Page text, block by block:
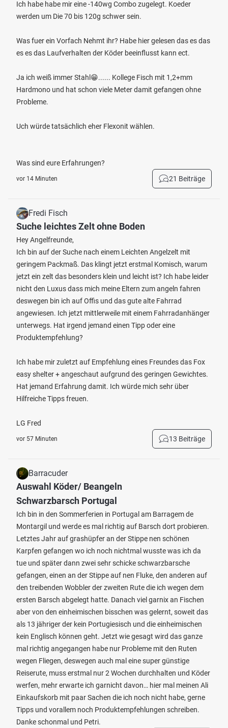
Ich habe habe mir eine -140wg Combo zugelegt. Koeder
werden um Die 70 bis 120g schwer sein.
Was fuer ein Vorfach Nehmt ihr? Habe hier gelesen das es das
es es das Laufverhalten der Köder beeinflusst kann ect.
Ja ich weiß immer Stahl😁...... Kollege Fisch mit 1,2+mm
Hardmono und hat schon viele Meter damit gefangen ohne
Probleme.
Uch würde tatsächlich eher Flexonit wählen.
Was sind eure Erfahrungen?
vor 14 Minuten 21 Beiträge
Fredi Fisch
Suche leichtes Zelt ohne Boden
Hey Angelfreunde,
Ich bin auf der Suche nach einem Leichten Angelzelt mit
geringem Packmaß. Das klingt jetzt erstmal Komisch, warum
jetzt ein zelt das besonders klein und leicht ist? Ich habe leider
nicht den Luxus dass mich meine Eltern zum angeln fahren
deswegen bin ich auf Offis und das gute alte Fahrrad
angewiesen. Ich jetzt mittlerweile mit einem Fahrradanhänger
unterwegs. Hat irgend jemand einen Tipp oder eine
Produktempfehlung?
Ich habe mir zuletzt auf Empfehlung eines Freundes das Fox
easy shelter + angeschaut aufgrund des geringen Gewichtes.
Hat jemand Erfahrung damit. Ich würde mich sehr über
Hilfreiche Tipps freuen.
LG Fred
vor 57 Minuten 13 Beiträge
Barracuder
Auswahl Köder/ Beangeln
Schwarzbarsch Portugal
Ich bin in den Sommerferien in Portugal am Barragem de
Montargil und werde es mal richtig auf Barsch dort probieren.
Letztes Jahr auf grashüpfer an der Stippe nen schönen
Karpfen gefangen wo ich noch nichtmal wusste was ich da
tue und später dann zwei sehr schicke schwarzbarsche
gefangen, einen an der Stippe auf nen Fluke, den anderen auf
den treibenden Wobbler der zweiten Rute die ich wegen dem
ersten Barsch abgelegt hatte. Danach viel garnix an Fischen
aber von den einheimischen bisschen was gelernt, soweit das
als 13 jähriger der kein Portugiesisch und die einheimischen
kein Englisch können geht. Jetzt wie gesagt wird das ganze
mal richtig angegangen habe nur Probleme mit den Ruten
wegen Fliegen, deswegen auch mal eine super günstige
Reiserute, muss erstmal nur 2 Wochen durchhalten und Köder
werfen, mehr erwarte ich garnicht davon… hier mal meinen Ali
Einkaufskorb mit paar Sachen die ich noch nicht habe, gerne
Tipps und vorallem noch Produktempfehlungen schreiben.
Danke schonmal und Petri.